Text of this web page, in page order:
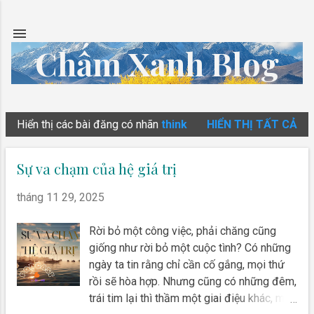
Chấm Xanh Blog
B
Hiển thị các bài đăng có nhãn think HIỂN THỊ TẤT CẢ
Sự va chạm của hệ giá trị
tháng 11 29, 2025
Rời bỏ một công việc, phải chăng cũng
giống như rời bỏ một cuộc tình? Có những
ngày ta tin rằng chỉ cần cố gắng, mọi thứ
rồi sẽ hòa hợp. Nhưng cũng có những đêm,
trái tim lại thì thầm một giai điệu khác, một